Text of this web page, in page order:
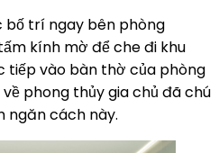
bố trí ngay bên phòng
kính mờ để che đi khu
tiếp vào bàn thờ của phòng
phong thủy gia chủ đã chú
ngăn cách này.